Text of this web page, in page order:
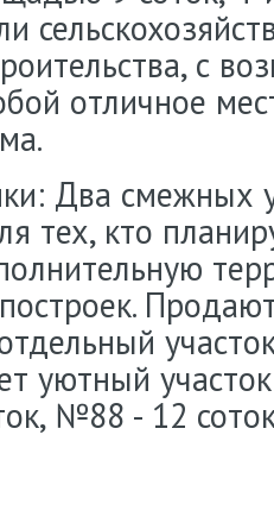
с
отличное
Два смежных
тех, кто
уютный
№88 - 12